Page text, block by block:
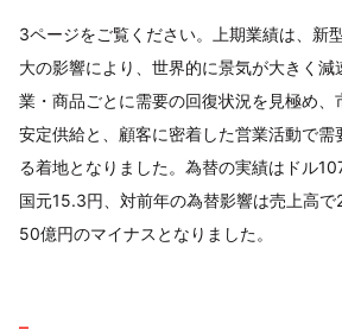
3ページをご覧ください。上期業績は、新
大の影響により、世界的に景気が大きく減
業・商品ごとに需要の回復状況を見極め、
安定供給と、顧客に密着した営業活動で需
る着地となりました。為替の実績はドル
国元15.3円、対前年の為替影響は売上高
50億円のマイナスとなりました。